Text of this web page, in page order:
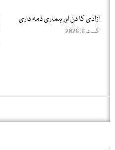
آزادی کا دن اور ہماری ذمہ داری
اگست 6, 2026